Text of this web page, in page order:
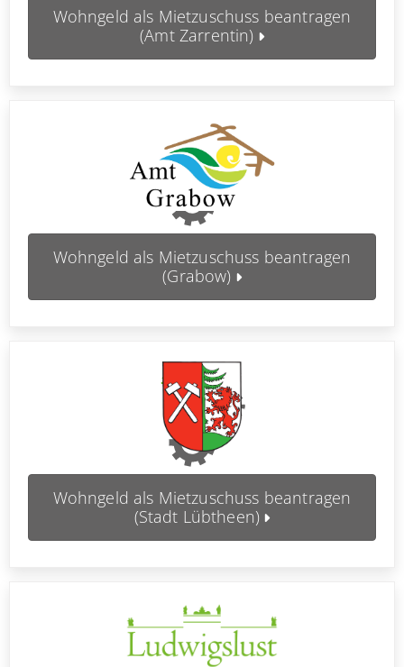
Wohngeld als Mietzuschuss beantragen
(Amt Zarrentin)
Wohngeld als Mietzuschuss beantragen
(Grabow)
Wohngeld als Mietzuschuss beantragen
(Stadt Lübtheen)